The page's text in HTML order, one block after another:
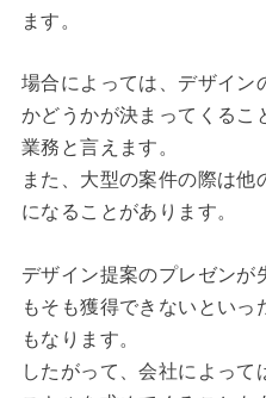
ます。
場合によっては、デザイン
かどうかが決まってくるこ
業務と言えます。
また、大型の案件の際は
になることがあります。
デザイン提案のプレゼンが
もそも獲得できないといっ
もなります。
したがって、会社によっ